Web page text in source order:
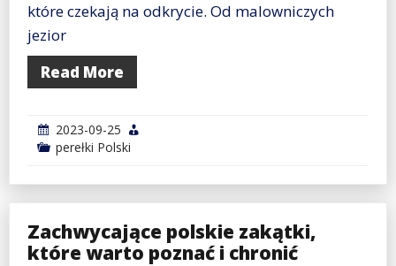
które czekają na odkrycie. Od malowniczych
jezior
Read More
2023-09-25
perełki Polski
Zachwycające polskie zakątki,
które warto poznać i chronić